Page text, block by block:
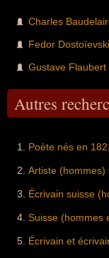
Charles
Fedor Dostoïevski
Gustave Flaubert
Autres
Poète nés en
Artiste (hommes)
Écrivain suisse
Suisse (hommes
Écrivain et